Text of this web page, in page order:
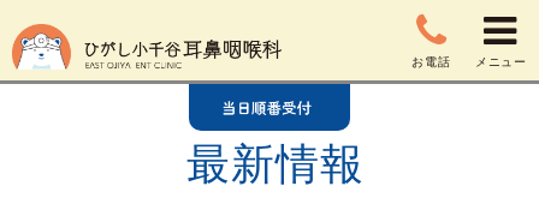
メニュー
お電話
最新情報